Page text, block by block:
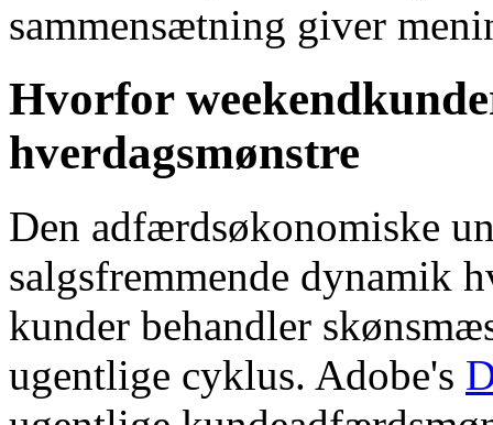
sammensætning giver
Hvorfor
hverdagsmønstre
Den adfærdsøkonomiske
salgsfremmende dynamik
kunder behandler
ugentlige cyklus. Adobe's